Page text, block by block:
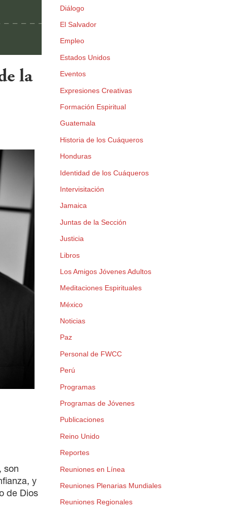
la
son
y
de Dios
Diálogo
El Salvador
Empleo
Estados Unidos
Eventos
Expresiones Creativas
Formación Espiritual
Guatemala
Historia de los Cuáqueros
Honduras
Identidad de los Cuáqueros
Intervisitación
Jamaica
Juntas de la Sección
Justicia
Libros
Los Amigos Jóvenes Adultos
Meditaciones Espirituales
México
Noticias
Paz
Personal de FWCC
Perú
Programas
Programas de Jóvenes
Publicaciones
Reino Unido
Reportes
Reuniones en Línea
Reuniones Plenarias Mundiales
Reuniones Regionales